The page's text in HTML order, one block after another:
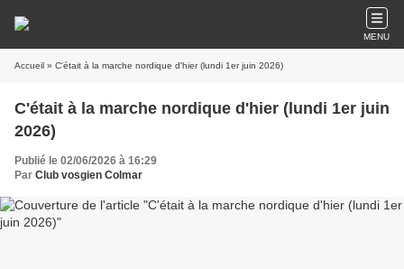
MENU
Accueil » C'était à la marche nordique d'hier (lundi 1er juin 2026)
C'était à la marche nordique d'hier (lundi 1er juin
2026)
Publié le 02/06/2026 à 16:29
Par Club vosgien Colmar